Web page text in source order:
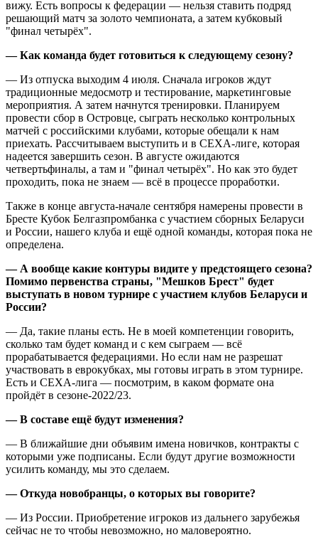
вижу. Есть вопросы к федерации — нельзя ставить подряд
решающий матч за золото чемпионата, а затем кубковый
"финал четырёх".
— Как команда будет готовиться к следующему сезону?
— Из отпуска выходим 4 июля. Сначала игроков ждут
традиционные медосмотр и тестирование, маркетинговые
мероприятия. А затем начнутся тренировки. Планируем
провести сбор в Островце, сыграть несколько контрольных
матчей с российскими клубами, которые обещали к нам
приехать. Рассчитываем выступить и в СЕХА-лиге, которая
надеется завершить сезон. В августе ожидаются
четвертьфиналы, а там и "финал четырёх". Но как это будет
проходить, пока не знаем — всё в процессе проработки.
Также в конце августа-начале сентября намерены провести в
Бресте Кубок Белгазпромбанка с участием сборных Беларуси
и России, нашего клуба и ещё одной команды, которая пока не
определена.
— А вообще какие контуры видите у предстоящего сезона?
Помимо первенства страны, "Мешков Брест" будет
выступать в новом турнире с участием клубов Беларуси и
России?
— Да, такие планы есть. Не в моей компетенции говорить,
сколько там будет команд и с кем сыграем — всё
прорабатывается федерациями. Но если нам не разрешат
участвовать в еврокубках, мы готовы играть в этом турнире.
Есть и СЕХА-лига — посмотрим, в каком формате она
пройдёт в сезоне-2022/23.
— В составе ещё будут изменения?
— В ближайшие дни объявим имена новичков, контракты с
которыми уже подписаны. Если будут другие возможности
усилить команду, мы это сделаем.
— Откуда новобранцы, о которых вы говорите?
— Из России. Приобретение игроков из дальнего зарубежья
сейчас не то чтобы невозможно, но маловероятно.